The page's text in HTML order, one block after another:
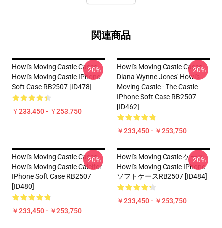
関連商品
Howl's Moving Castle Cases -
Howl's Moving Castle IPhone
Soft Case RB2507 [ID478]
￥233,450 - ￥253,750
-20%
Howl's Moving Castle Cases -
Diana Wynne Jones' Howl's
Moving Castle - The Castle
IPhone Soft Case RB2507
[ID462]
￥233,450 - ￥253,750
-20%
Howl's Moving Castle Cases -
Howl's Moving Castle Calcifer
IPhone Soft Case RB2507
[ID480]
￥233,450 - ￥253,750
-20%
Howl's Moving Castle ケース -
Howl's Moving Castle IPhone
ソフトケースRB2507 [ID484]
￥233,450 - ￥253,750
-20%